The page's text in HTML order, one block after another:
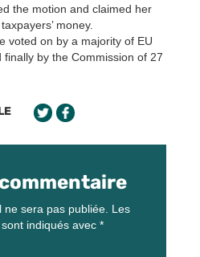
the motion and claimed her
money.
voted on by a majority of EU
by the Commission of 27
sera pas publiée. Les
indiqués avec *